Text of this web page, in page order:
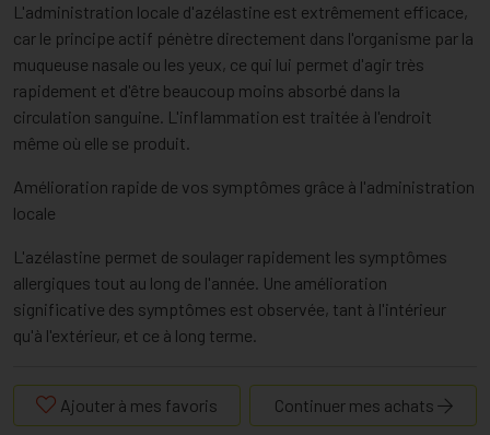
L'administration locale d'azélastine est extrêmement efficace,
car le principe actif pénètre directement dans l'organisme par la
muqueuse nasale ou les yeux, ce qui lui permet d'agir très
rapidement et d'être beaucoup moins absorbé dans la
circulation sanguine. L'inflammation est traitée à l'endroit
même où elle se produit.
Amélioration rapide de vos symptômes grâce à l'administration
locale
L'azélastine permet de soulager rapidement les symptômes
allergiques tout au long de l'année. Une amélioration
significative des symptômes est observée, tant à l'intérieur
qu'à l'extérieur, et ce à long terme.
Ajouter à mes favoris Continuer mes achats